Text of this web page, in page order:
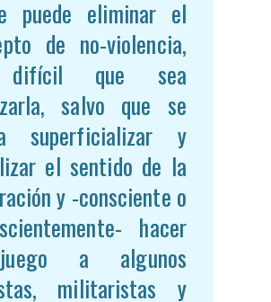
puede eliminar el
de no-violencia,
que sea
salvo que se
superficializar y
el sentido de la
y -consciente o
hacer
a algunos
militaristas y